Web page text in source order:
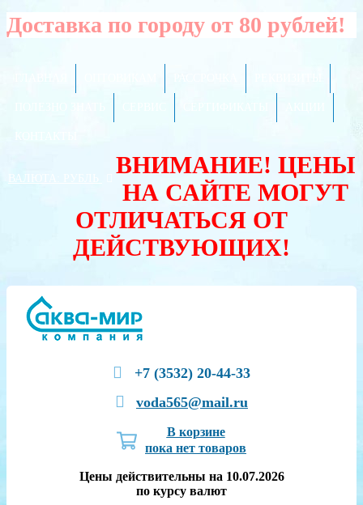
Доставка по городу от 80 рублей!
ВАЛЮТА:
ВНИМАНИЕ! ЦЕНЫ
НА САЙТЕ МОГУТ
ОТЛИЧАТЬСЯ ОТ
ДЕЙСТВУЮЩИХ!
+7 (3532) 20-44-33
voda565@mail.ru
В корзине
пока нет товаров
Цены действительны на 10.07.2026
по курсу валют